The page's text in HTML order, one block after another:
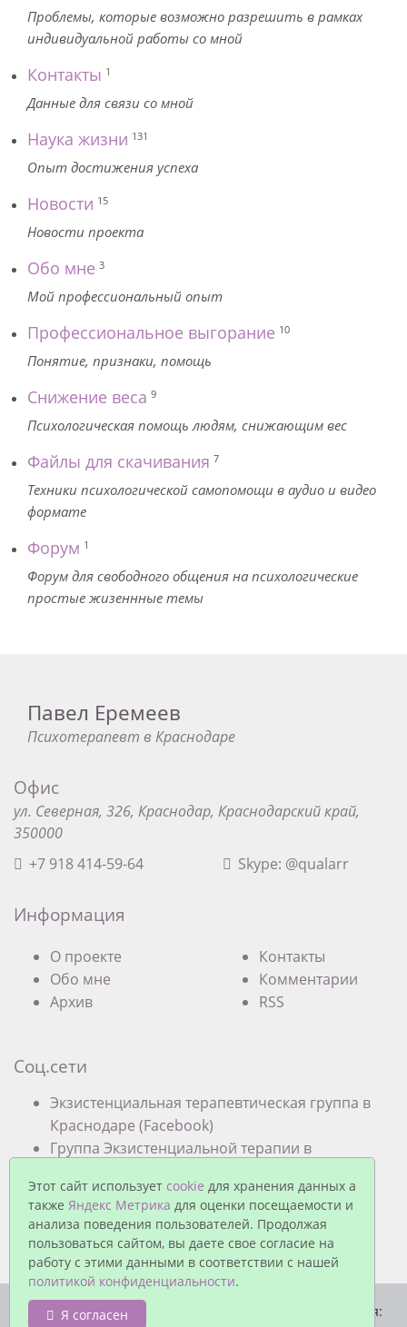
Проблемы, которые возможно разрешить в рамках
индивидуальной работы со мной
Контакты 1
Данные для связи со мной
Наука жизни 131
Опыт достижения успеха
Новости 15
Новости проекта
Обо мне 3
Мой профессиональный опыт
Профессиональное выгорание 10
Понятие, признаки, помощь
Снижение веса 9
Психологическая помощь людям, снижающим вес
Файлы для скачивания 7
Техники психологической самопомощи в аудио и видео
формате
Форум 1
Форум для свободного общения на психологические
простые жизеннные темы
Павел Еремеев
Психотерапевт в Краснодаре
Офис
ул. Северная, 326, Краснодар, Краснодарский край,
350000
+7 918 414-59-64
Skype: @qualarr
Информация
О проекте
Обо мне
Архив
Контакты
Комментарии
RSS
Соц.сети
Экзистенциальная терапевтическая группа в
Краснодаре (Facebook)
Группа Экзистенциальной терапии в
© Павел Еремеев, 2026. Работает на
| Время:
Этот сайт использует cookie для хранения данных а
также Яндекс Метрика для оценки посещаемости и
анализа поведения пользователей. Продолжая
пользоваться сайтом, вы даете свое согласие на
работу с этими данными в соответствии с нашей
политикой конфиденциальности.
Я согласен